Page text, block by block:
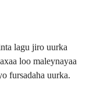
lagu jiro uurka
loo maleynayaa
fursadaha uurka.